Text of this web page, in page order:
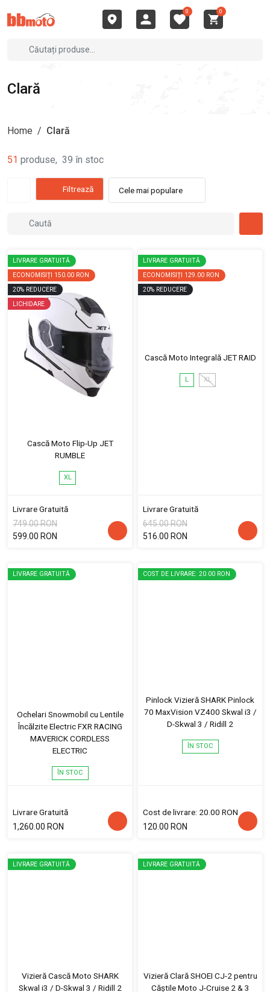
0 0
Clară
Home / Clară
51 produse, 39 în stoc
Filtrează Cele mai populare
LIVRARE GRATUITĂ
ECONOMISIȚI 150.00 RON
20% REDUCERE
LICHIDARE
Cască Moto Flip-Up JET
RUMBLE
XL
Livrare Gratuită
749.00 RON
599.00 RON
LIVRARE GRATUITĂ
ECONOMISIȚI 129.00 RON
20% REDUCERE
Cască Moto Integrală JET RAID
L XL
Livrare Gratuită
645.00 RON
516.00 RON
LIVRARE GRATUITĂ
Ochelari Snowmobil cu Lentile
Încălzite Electric FXR RACING
MAVERICK CORDLESS
ELECTRIC
ÎN STOC
Livrare Gratuită
1,260.00 RON
COST DE LIVRARE: 20.00 RON
Pinlock Vizieră SHARK Pinlock
70 MaxVision VZ400 Skwal i3 /
D-Skwal 3 / Ridill 2
ÎN STOC
Cost de livrare: 20.00 RON
120.00 RON
LIVRARE GRATUITĂ
Vizieră Cască Moto SHARK
Skwal i3 / D-Skwal 3 / Ridill 2
LIVRARE GRATUITĂ
Vizieră Clară SHOEI CJ-2 pentru
Căștile Moto J-Cruise 2 & 3